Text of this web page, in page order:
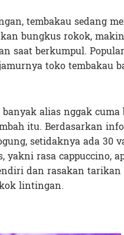
tembakau sedang
bungkus rokok,
saat berkumpul.
toko tembakau
alias nggak cuma
itu. Berdasarkan
setidaknya ada 30
rasa cappuccino,
dan rasakan
lintingan.